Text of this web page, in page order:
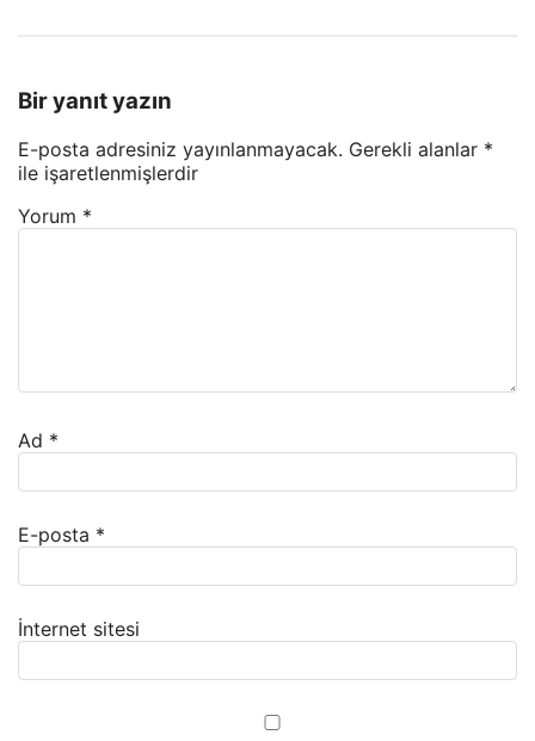
Bir yanıt yazın
E-posta adresiniz yayınlanmayacak. Gerekli alanlar *
ile işaretlenmişlerdir
Yorum *
Ad *
E-posta *
İnternet sitesi